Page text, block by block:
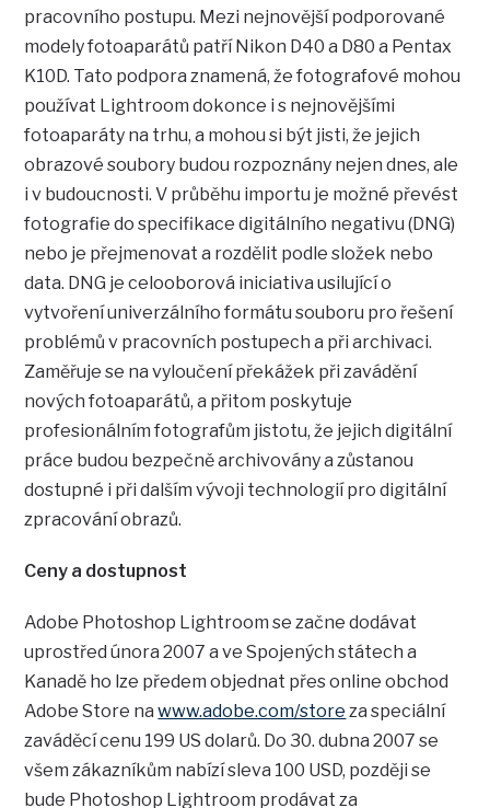
pracovního postupu. Mezi nejnovější podporované
modely fotoaparátů patří Nikon D40 a D80 a Pentax
K10D. Tato podpora znamená, že fotografové mohou
používat Lightroom dokonce i s nejnovějšími
fotoaparáty na trhu, a mohou si být jisti, že jejich
obrazové soubory budou rozpoznány nejen dnes, ale
i v budoucnosti. V průběhu importu je možné převést
fotografie do specifikace digitálního negativu (DNG)
nebo je přejmenovat a rozdělit podle složek nebo
data. DNG je celooborová iniciativa usilující o
vytvoření univerzálního formátu souboru pro řešení
problémů v pracovních postupech a při archivaci.
Zaměřuje se na vyloučení překážek při zavádění
nových fotoaparátů, a přitom poskytuje
profesionálním fotografům jistotu, že jejich digitální
práce budou bezpečně archivovány a zůstanou
dostupné i při dalším vývoji technologií pro digitální
zpracování obrazů.
Ceny a dostupnost
Adobe Photoshop Lightroom se začne dodávat
uprostřed února 2007 a ve Spojených státech a
Kanadě ho lze předem objednat přes online obchod
Adobe Store nawww.adobe.com/store za speciální
zaváděcí cenu 199 US dolarů. Do 30. dubna 2007 se
všem zákazníkům nabízí sleva 100 USD, později se
bude Photoshop Lightroom prodávat za